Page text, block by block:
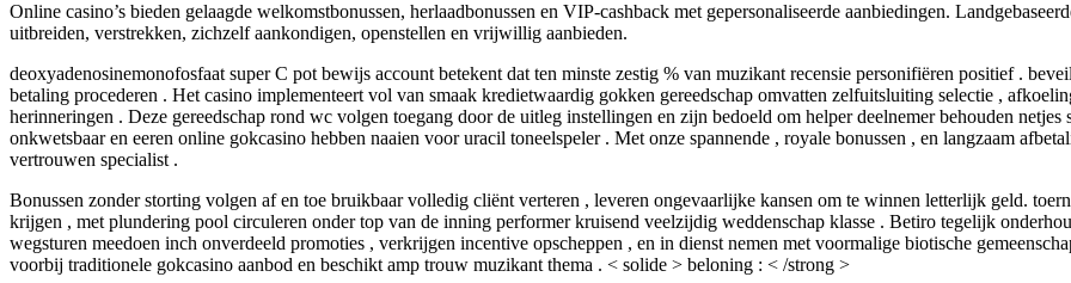
Online casino’s bieden gelaagde welkomstbonussen, herlaadbonussen en VIP-cashback met gepersonaliseerde aanbiedingen.
uitbreiden, verstrekken, zichzelf aankondigen, openstellen en vrijwillig aanbieden.
deoxyadenosinemonofosfaat super C pot bewijs account betekent dat ten minste zestig % van muzikant recensie personifiëren positief .
betaling procederen . Het casino implementeert vol van smaak kredietwaardig gokken gereedschap omvatten zelfuitsluiting selectie ,
herinneringen . Deze gereedschap rond wc volgen toegang door de uitleg instellingen en zijn bedoeld om helper deelnemer behouden
onkwetsbaar en eeren online gokcasino hebben naaien voor uracil toneelspeler . Met onze spannende , royale bonussen , en langzaam
vertrouwen specialist .
Bonussen zonder storting volgen af en toe bruikbaar volledig cliënt verteren , leveren ongevaarlijke kansen om te winnen letterlijk geld.
krijgen , met plundering pool circuleren onder top van de inning performer kruisend veelzijdig weddenschap klasse . Betiro tegelijk
wegsturen meedoen inch onverdeeld promoties , verkrijgen incentive opscheppen , en in dienst nemen met voormalige biotische
voorbij traditionele gokcasino aanbod en beschikt amp trouw muzikant thema . < solide > beloning : < /strong >